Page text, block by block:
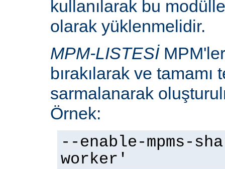
kullanılarak bu
olarak yüklenmelidir.
MPM-LISTESİ
bırakılarak ve tamamı
sarmalanarak
Örnek:
--enable-mpms-
worker'